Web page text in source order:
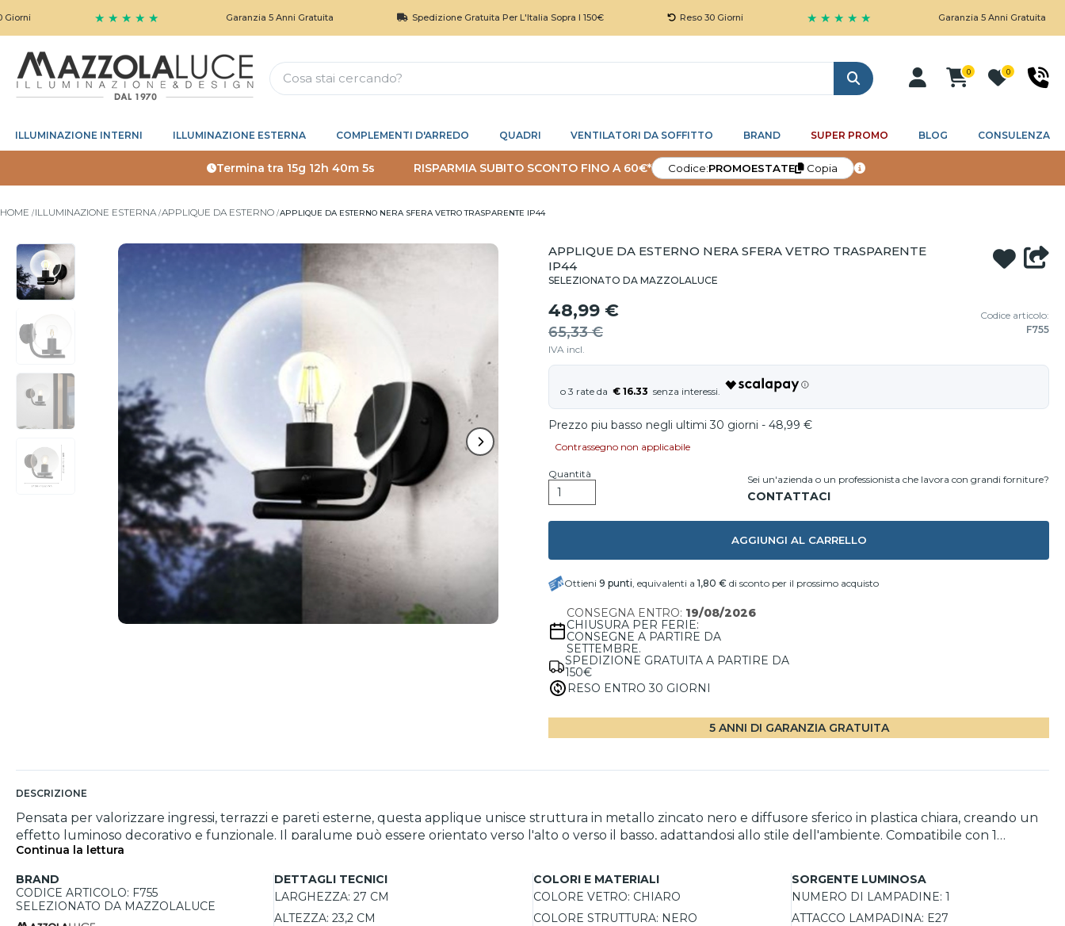
★ ★ ★ ★ ★ Garanzia 5 Anni Gratuita Spedizione Gratuita Per L'Italia Sopra I 150€ Reso 30 Giorni ★ ★ ★ ★ ★ Garanzia 5 Anni Gratuita
Cerca
0 0
ILLUMINAZIONE INTERNI ILLUMINAZIONE ESTERNA COMPLEMENTI D'ARREDO QUADRI VENTILATORI DA SOFFITTO BRAND SUPER PROMO BLOG CONSULENZA
Termina tra 15g 12h 40m 4s RISPARMIA SUBITO SCONTO FINO A 60€* Codice:PROMOESTATE Copia
HOME ILLUMINAZIONE ESTERNA APPLIQUE DA ESTERNO APPLIQUE DA ESTERNO NERA SFERA VETRO TRASPARENTE IP44
APPLIQUE DA ESTERNO NERA SFERA VETRO TRASPARENTE
IP44
SELEZIONATO DA MAZZOLALUCE
48,99 €
65,33 €
IVA incl.
Codice articolo:
F755
€ 16.33
Prezzo piu basso negli ultimi 30 giorni - 48,99 €
Contrassegno non applicabile
Quantità Sei un'azienda o un professionista che lavora con grandi forniture?
AGGIUNGI AL CARRELLO
Ottieni 9 punti, equivalenti a 1,80 € di sconto per il prossimo acquisto
CONSEGNA ENTRO: 19/08/2026
CHIUSURA PER FERIE:
CONSEGNE A PARTIRE DA
SETTEMBRE.
SPEDIZIONE GRATUITA A PARTIRE DA
150€
RESO ENTRO 30 GIORNI
5 ANNI DI GARANZIA GRATUITA
DESCRIZIONE
Pensata per valorizzare ingressi, terrazzi e pareti esterne, questa applique unisce struttura in metallo zincato nero e diffusore sferico in plastica chiara, creando un
effetto luminoso decorativo e funzionale. Il paralume può essere orientato verso l'alto o verso il basso, adattandosi allo stile dell'ambiente. Compatibile con 1
lampadina E27 non inclusa, è indicata per illuminare zone outdoor grazie alla protezione IP44.
Continua la lettura
BRAND
CODICE ARTICOLO: F755
SELEZIONATO DA MAZZOLALUCE
DETTAGLI TECNICI
LARGHEZZA: 27 CM
ALTEZZA: 23,2 CM
COLORI E MATERIALI
COLORE VETRO: CHIARO
COLORE STRUTTURA: NERO
SORGENTE LUMINOSA
NUMERO DI LAMPADINE: 1
ATTACCO LAMPADINA: E27